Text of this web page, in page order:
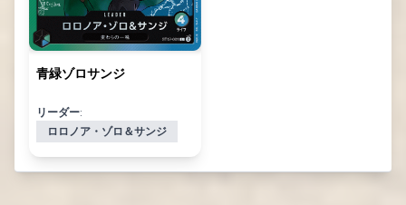
青緑ゾロサンジ
リーダー:
ロロノア・ゾロ＆サンジ